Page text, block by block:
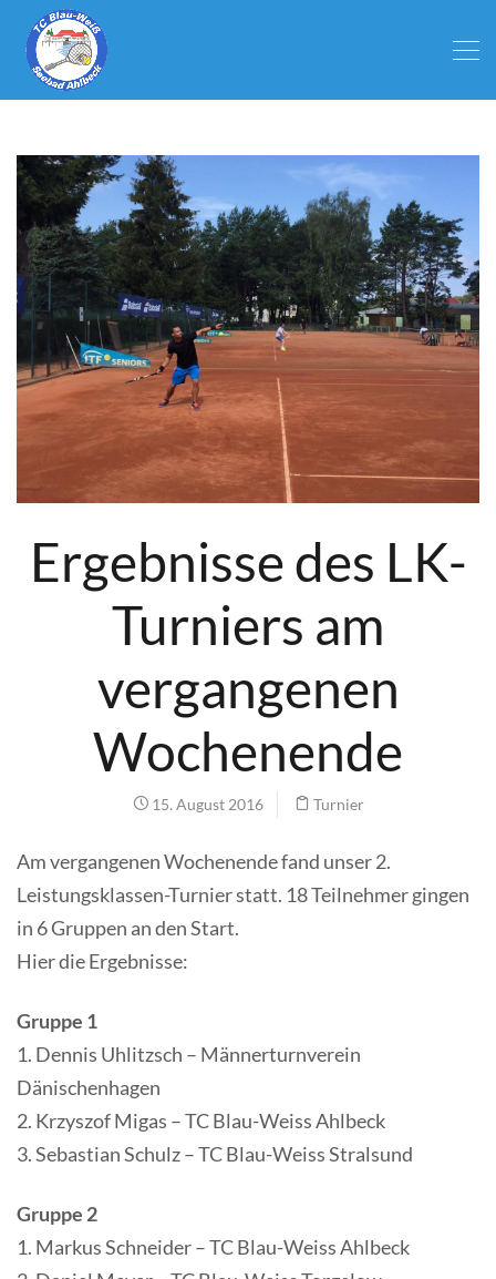
Ergebnisse des LK-
Turniers am
vergangenen
Wochenende
15. August 2016 Turnier
Am vergangenen Wochenende fand unser 2.
Leistungsklassen-Turnier statt. 18 Teilnehmer gingen
in 6 Gruppen an den Start.
Hier die Ergebnisse:
Gruppe 1
1. Dennis Uhlitzsch – Männerturnverein
Dänischenhagen
2. Krzyszof Migas – TC Blau-Weiss Ahlbeck
3. Sebastian Schulz – TC Blau-Weiss Stralsund
Gruppe 2
1. Markus Schneider – TC Blau-Weiss Ahlbeck